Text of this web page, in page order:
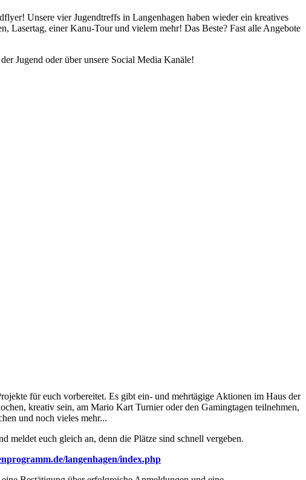
Unsere vier Jugendtreffs in Langenhagen haben wieder ein kreatives
einer Kanu-Tour und vielem mehr! Das Beste? Fast alle Angebote
Jugend oder über unsere Social Media Kanäle!
für euch vorbereitet. Es gibt ein- und mehrtägige Aktionen im Haus der
kreativ sein, am Mario Kart Turnier oder den Gamingtagen teilnehmen,
und noch vieles mehr...
meldet euch gleich an, denn die Plätze sind schnell vergeben.
langenhagen/index.php